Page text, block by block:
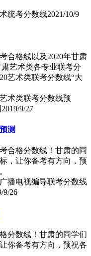
统考分数线2021/10/9
合格线以及2020年甘肃
艺术类各专业联考分
艺术类联考分数线“大
术类联考分数线预
2019/9/27
测
合格分数线！甘肃的同
，让你备考有方向，预
播电视编导联考分数线
9/26
分数线！甘肃的同学们
你备考有方向，预祝各